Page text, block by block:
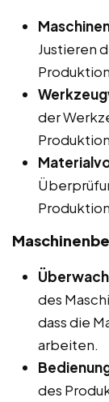
Justieren
der
des
dass die
arbeiten.
des